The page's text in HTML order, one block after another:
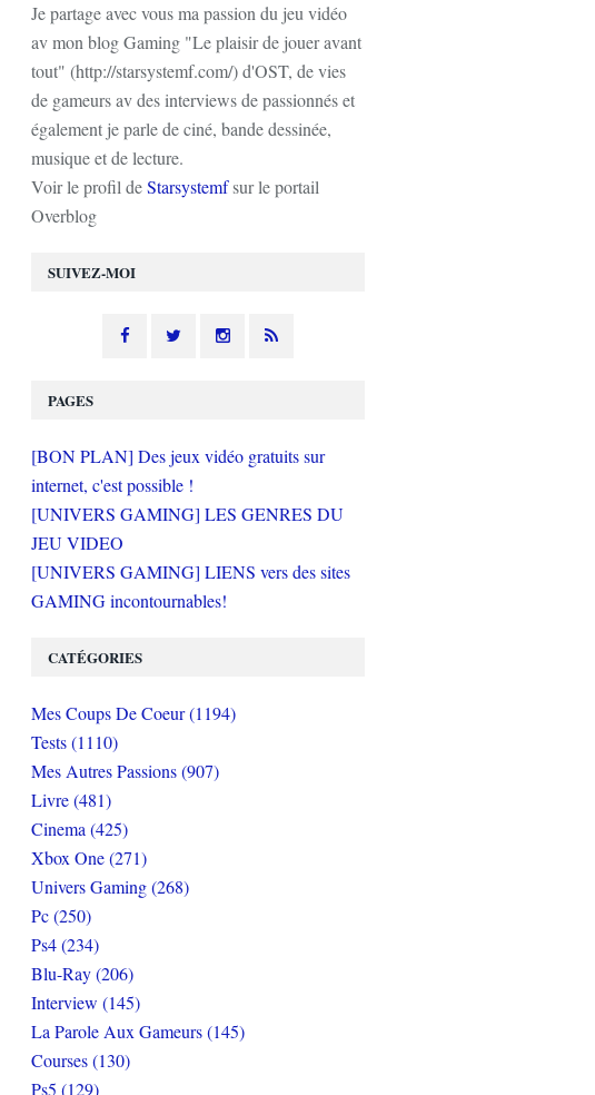
SUIVEZ-MOI
Je partage avec vous ma passion du jeu vidéo
av mon blog Gaming "Le plaisir de jouer avant
tout" (http://starsystemf.com/) d'OST, de vies
de gameurs av des interviews de passionnés et
également je parle de ciné, bande dessinée,
musique et de lecture.
Voir le profil deStarsystemfsur le portail
Overblog
PAGES
[BON PLAN] Des jeux vidéo gratuits sur
internet, c'est possible !
[UNIVERS GAMING] LES GENRES DU
JEU VIDEO
[UNIVERS GAMING] LIENS vers des sites
GAMING incontournables!
CATÉGORIES
Mes Coups De Coeur (1194)
Tests (1110)
Mes Autres Passions (907)
Livre (481)
Cinema (425)
Xbox One (271)
Univers Gaming (268)
Pc (250)
Ps4 (234)
Blu-Ray (206)
Interview (145)
La Parole Aux Gameurs (145)
Courses (130)
Ps5 (129)